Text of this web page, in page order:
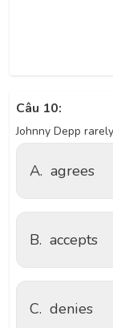
Câu 10:
Johnny Depp
A. agrees
B. accepts
C. denies